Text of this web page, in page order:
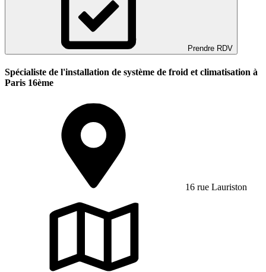
Prendre RDV
Spécialiste de l'installation de système de froid et climatisation à
Paris 16ème
16 rue Lauriston